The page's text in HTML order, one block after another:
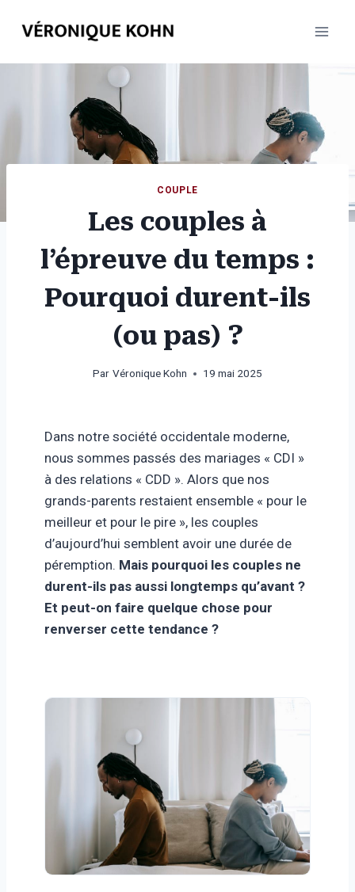
COUPLE
Les couples à
l’épreuve du temps :
Pourquoi durent-ils
(ou pas) ?
Par Véronique Kohn 19 mai 2025
Dans notre société occidentale moderne,
nous sommes passés des mariages « CDI »
à des relations « CDD ». Alors que nos
grands-parents restaient ensemble « pour le
meilleur et pour le pire », les couples
d’aujourd’hui semblent avoir une durée de
péremption. Mais pourquoi les couples ne
durent-ils pas aussi longtemps qu’avant ?
Et peut-on faire quelque chose pour
renverser cette tendance ?